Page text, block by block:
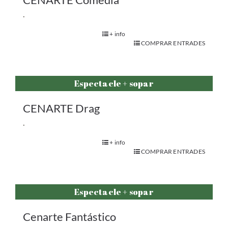
.
+ info
COMPRAR ENTRADES
Espectacle + sopar
CENARTE Drag
.
+ info
COMPRAR ENTRADES
Espectacle + sopar
Cenarte Fantástico